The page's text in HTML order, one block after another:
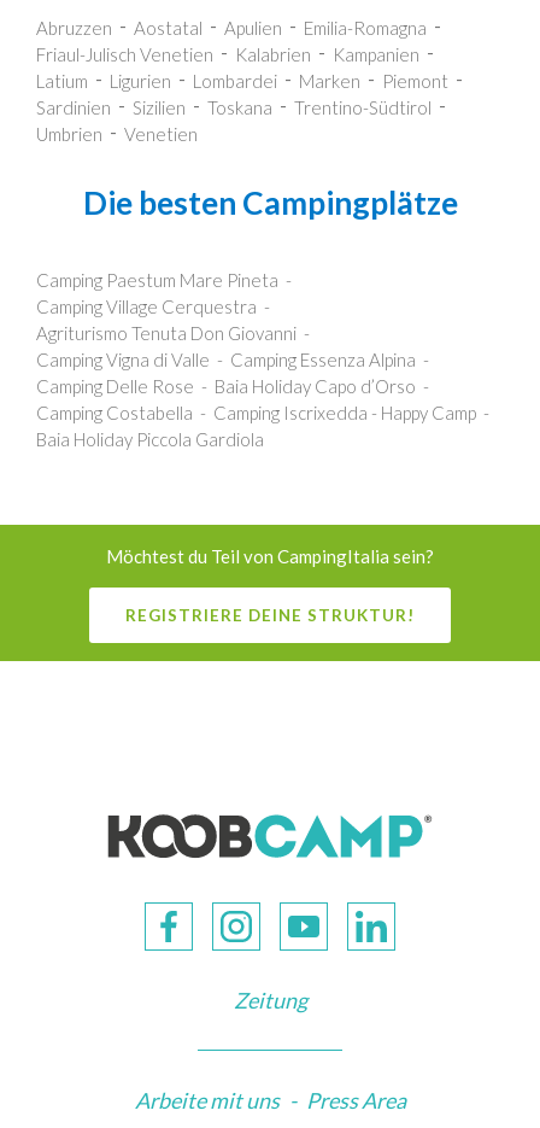
Abruzzen Aostatal Apulien
Emilia-Romagna
Friaul-Julisch Venetien
Kalabrien
Kampanien
Latium
Ligurien Lombardei Marken
Piemont
Sardinien
Sizilien Toskana
Trentino-Südtirol
Umbrien
Venetien
Die besten Campingplätze
Camping Paestum Mare Pineta
Camping Village Cerquestra
Agriturismo Tenuta Don Giovanni
Camping Vigna di Valle
Camping Essenza Alpina
Camping Delle Rose
Baia Holiday Capo d’Orso
Camping Costabella
Camping Iscrixedda - Happy Camp
Baia Holiday Piccola Gardiola
Möchtest du Teil von CampingItalia sein?
REGISTRIERE DEINE STRUKTUR!
Zeitung
Arbeite mit uns - Press Area